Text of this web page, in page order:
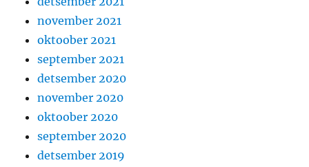
november 2021
oktoober 2021
september 2021
detsember 2020
november 2020
oktoober 2020
september 2020
detsember 2019